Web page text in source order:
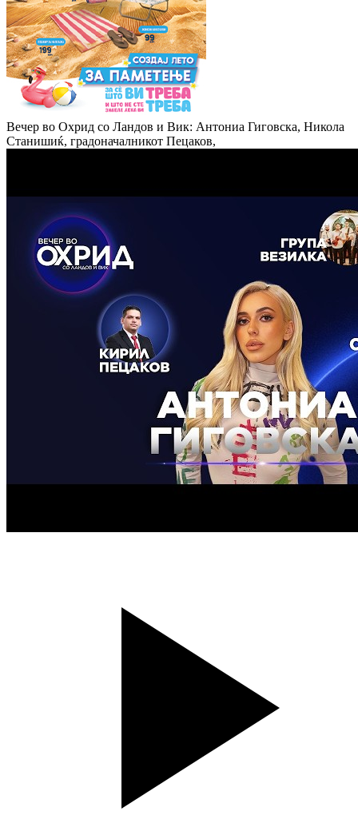
Вечер во Охрид со Ландов и Вик: Антониа Гиговска, Никола
Станишиќ, градоначалникот Пецаков,